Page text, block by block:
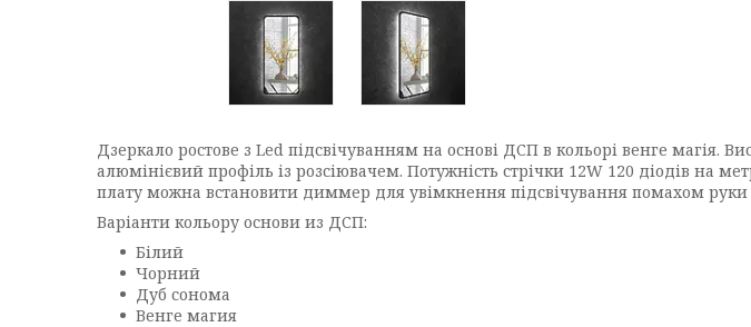
Дзеркало ростове з Led підсвічуванням на основі ДСП в кольорі венге
алюмінієвий профіль із розсіювачем. Потужність стрічки 12W 120 діодів на
плату можна встановити диммер для увімкнення підсвічування помахом руки
Варіанти кольору основи из ДСП:
Білий
Чорний
Дуб сонома
Венге магия